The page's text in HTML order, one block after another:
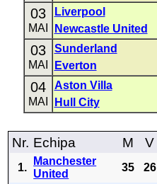
03
MAI
Liverpool
Newcastle United
03
MAI
Sunderland
Everton
04
MAI
Aston Villa
Hull City
Nr. Echipa M V
1.
Manchester
United
35 26